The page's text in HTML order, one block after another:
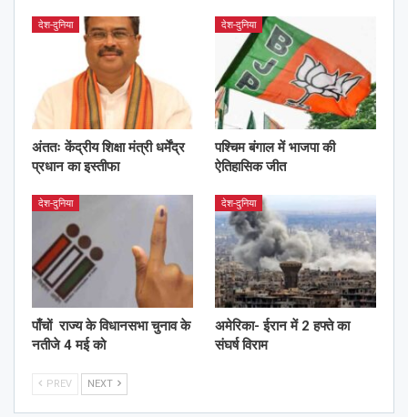
देश-दुनिया
अंततः केंद्रीय शिक्षा मंत्री धर्मेंद्र
प्रधान का इस्तीफा
देश-दुनिया
पश्चिम बंगाल में भाजपा की
ऐतिहासिक जीत
देश-दुनिया
पाँचों राज्य के विधानसभा चुनाव के
नतीजे 4 मई को
देश-दुनिया
अमेरिका- ईरान में 2 हफ्ते का
संघर्ष विराम
PREV NEXT